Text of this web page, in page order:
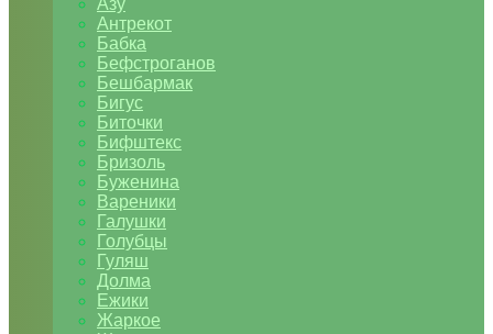
Азу
Антрекот
Бабка
Бефстроганов
Бешбармак
Бигус
Биточки
Бифштекс
Бризоль
Буженина
Вареники
Галушки
Голубцы
Гуляш
Долма
Ежики
Жаркое